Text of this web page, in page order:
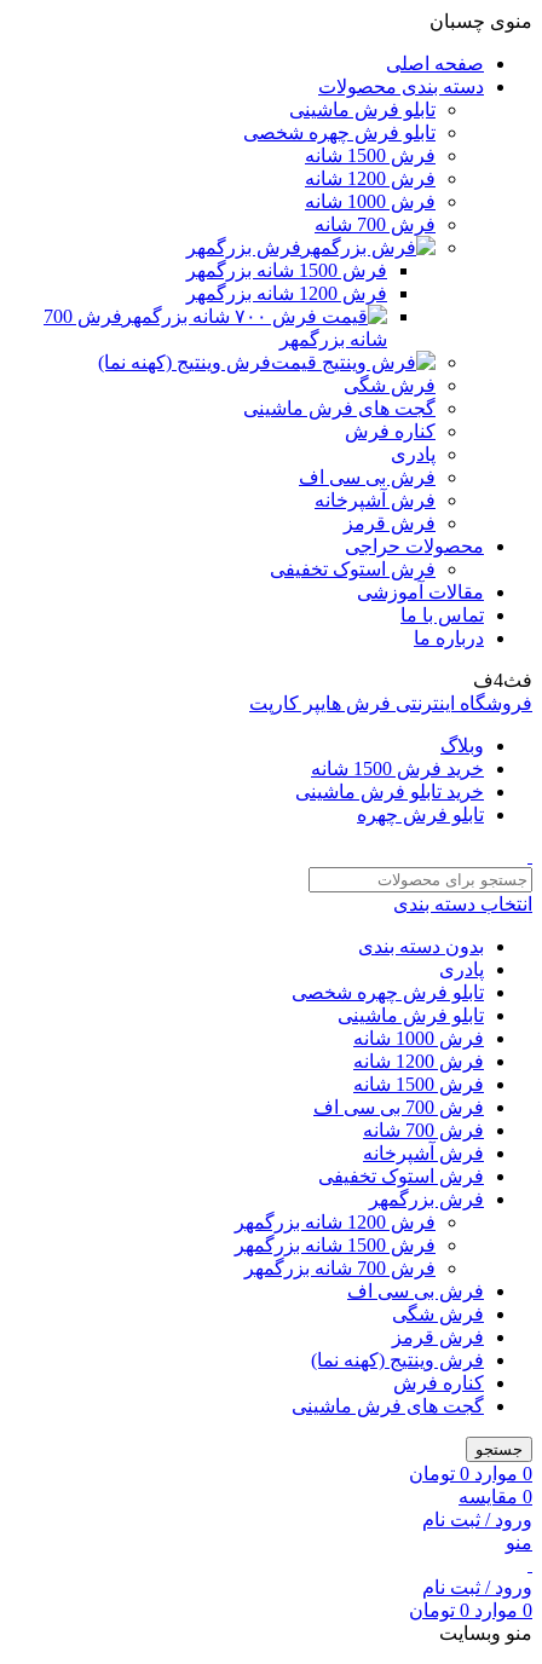
منوی چسبان
صفحه اصلی
دسته بندی محصولات
تابلو فرش ماشینی
تابلو فرش چهره شخصی
فرش 1500 شانه
فرش 1200 شانه
فرش 1000 شانه
فرش 700 شانه
فرش بزرگمهر
فرش 1500 شانه بزرگمهر
فرش 1200 شانه بزرگمهر
فرش 700
شانه بزرگمهر
فرش وینتیج (کهنه نما)
فرش شگی
گجت های فرش ماشینی
کناره فرش
پادری
فرش بی سی اف
فرش آشپرخانه
فرش قرمز
محصولات حراجی
فرش استوک تخفیفی
مقالات آموزشی
تماس با ما
درباره ما
فث4ف
فروشگاه اینترنتی فرش هایپر کارپت
وبلاگ
خرید فرش 1500 شانه
خرید تابلو فرش ماشینی
تابلو فرش چهره
انتخاب دسته بندی
بدون دسته بندی
پادری
تابلو فرش چهره شخصی
تابلو فرش ماشینی
فرش 1000 شانه
فرش 1200 شانه
فرش 1500 شانه
فرش 700 بی سی اف
فرش 700 شانه
فرش آشپرخانه
فرش استوک تخفیفی
فرش بزرگمهر
فرش 1200 شانه بزرگمهر
فرش 1500 شانه بزرگمهر
فرش 700 شانه بزرگمهر
فرش بی سی اف
فرش شگی
فرش قرمز
فرش وینتیج (کهنه نما)
کناره فرش
گجت های فرش ماشینی
جستجو
0 موارد 0 تومان
0 مقایسه
ورود / ثبت نام
منو
ورود / ثبت نام
0 موارد 0 تومان
منو وبسایت